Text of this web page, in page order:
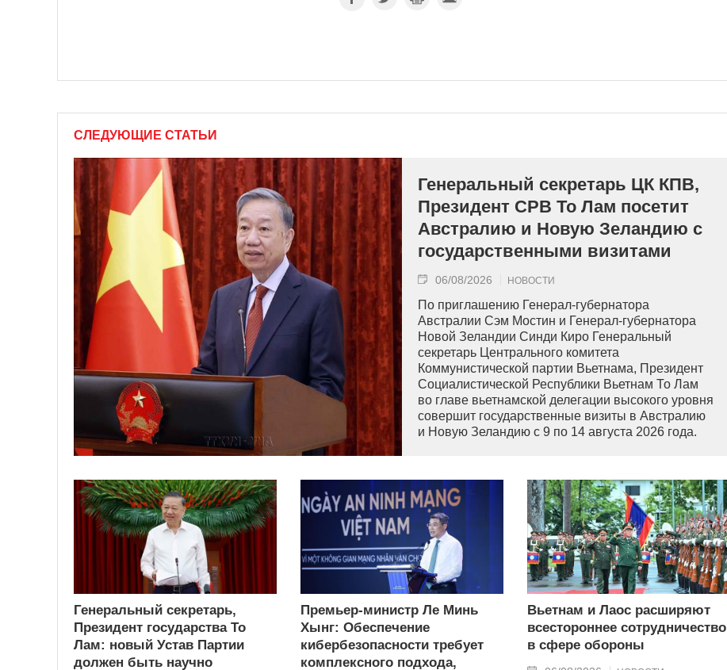
СЛЕДУЮЩИЕ СТАТЬИ
Генеральный секретарь ЦК КПВ,
Президент СРВ То Лам посетит
Австралию и Новую Зеландию с
государственными визитами
06/08/2026 НОВОСТИ
По приглашению Генерал-губернатора
Австралии Сэм Мостин и Генерал-губернатора
Новой Зеландии Синди Киро Генеральный
секретарь Центрального комитета
Коммунистической партии Вьетнама, Президент
Социалистической Республики Вьетнам То Лам
во главе вьетнамской делегации высокого уровня
совершит государственные визиты в Австралию
и Новую Зеландию с 9 по 14 августа 2026 года.
Генеральный секретарь,
Президент государства То
Лам: новый Устав Партии
должен быть научно
Премьер-министр Ле Минь
Хынг: Обеспечение
кибербезопасности требует
комплексного подхода,
Вьетнам и Лаос расширяют
всестороннее сотрудничество
в сфере обороны